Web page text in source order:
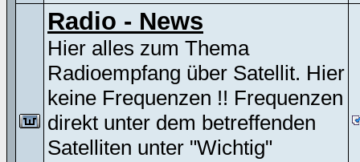
Radio - News
Hier alles zum Thema
Radioempfang über Satellit. Hier
keine Frequenzen !! Frequenzen
direkt unter dem betreffenden
Satelliten unter "Wichtig"